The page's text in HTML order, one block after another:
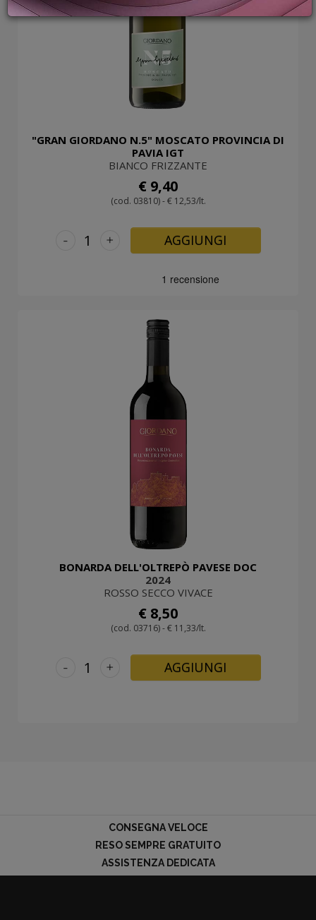
GIFT
"GRAN GIORDANO N.5" MOSCATO PROVINCIA DI
PAVIA IGT
BIANCO FRIZZANTE
€ 9,40
(cod. 03810) - € 12,53/lt.
+
- AGGIUNGI
BONARDA DELL'OLTREPÒ PAVESE DOC
2024
ROSSO SECCO VIVACE
€ 8,50
(cod. 03716) - € 11,33/lt.
+
- AGGIUNGI
CONSEGNA VELOCE
RESO SEMPRE GRATUITO
ASSISTENZA DEDICATA